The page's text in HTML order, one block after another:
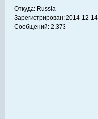
Откуда: Russia
Зарегистрирован: 2014-12-14
Сообщений: 2,373